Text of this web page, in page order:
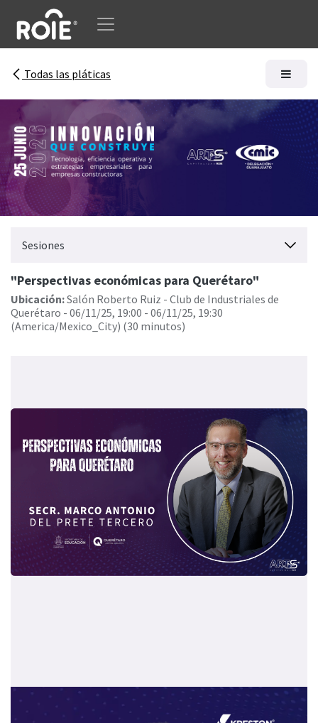
Ir al contenido
Todas las pláticas
Sesiones
"Perspectivas económicas para Querétaro"
Ubicación:Salón Roberto Ruiz - Club de Industriales de
Querétaro - 06/11/25, 19:00 - 06/11/25, 19:30
(America/Mexico_City) (30 minutos)